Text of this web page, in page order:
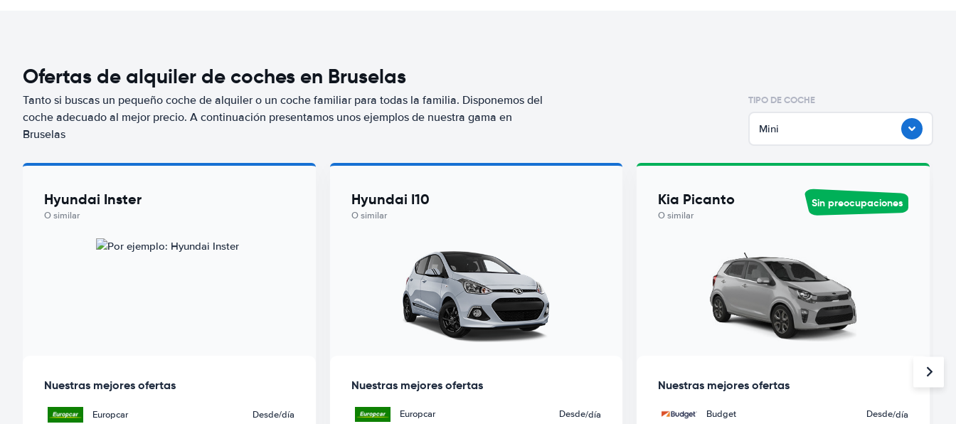
Ofertas de alquiler de coches en Bruselas
Tanto si buscas un pequeño coche de alquiler o un coche familiar para todas la familia. Disponemos del
coche adecuado al mejor precio. A continuación presentamos unos ejemplos de nuestra gama en
Bruselas
TIPO DE COCHE
Mini
Hyundai Inster
O similar
Nuestras mejores ofertas
Europcar Desde/día
Hyundai I10
O similar
Nuestras mejores ofertas
Europcar Desde/día
Kia Picanto
O similar
Sin preocupaciones
Nuestras mejores ofertas
Budget Desde/día